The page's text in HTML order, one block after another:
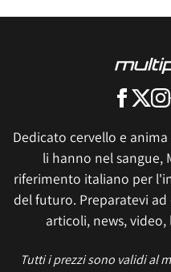
Dedicato cervello e
li hanno nel sangue,
riferimento italiano per
del futuro. Preparatevi
articoli, news,
Tutti i prezzi sono validi al